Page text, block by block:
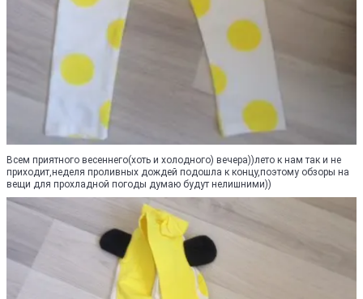
Всем приятного весеннего(хоть и холодного) вечера))лето к нам так и не
приходит,неделя проливных дождей подошла к концу,поэтому обзоры на
вещи для прохладной погоды думаю будут нелишними))